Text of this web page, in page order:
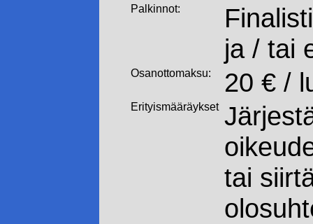
Palkinnot:
ja / tai
Osanottomaksu: 20 € /
Erityismääräykset
tai